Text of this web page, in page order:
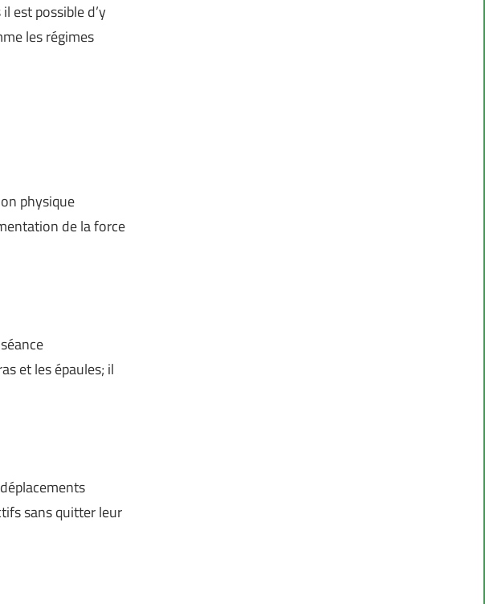
est possible d’y
les régimes
physique
de la force
et les épaules; il
sans quitter leur